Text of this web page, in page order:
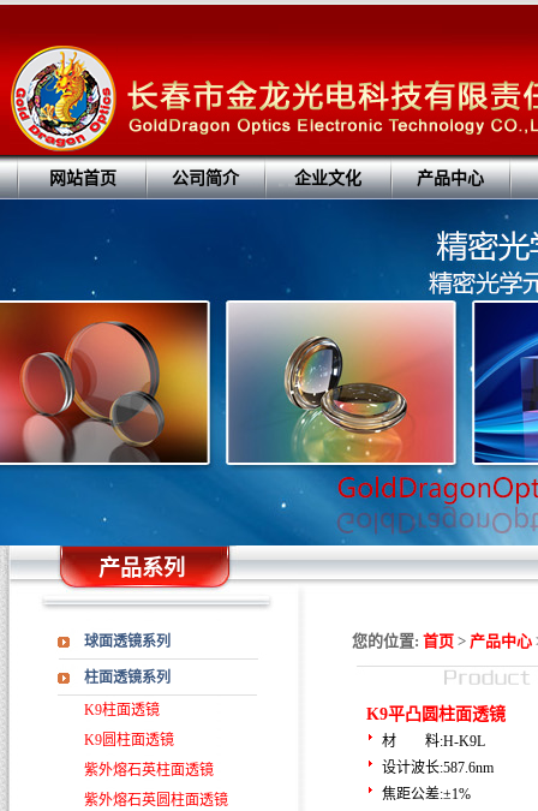
网站首页 公司简介 企业文化 产品中心
产品系列
球面透镜系列
柱面透镜系列
K9柱面透镜
K9圆柱面透镜
紫外熔石英柱面透镜
紫外熔石英圆柱面透镜
您的位置: 首页 > 产品中心
K9平凸圆柱面透镜
材 料:H-K9L
设计波长:587.6nm
焦距公差:±1%